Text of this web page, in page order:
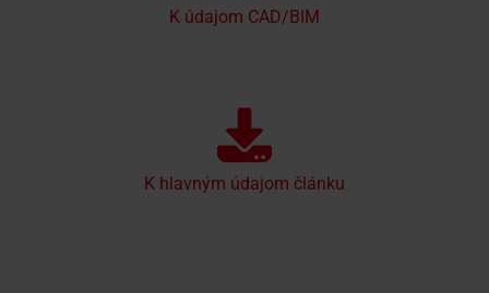
K údajom CAD/BIM
K hlavným údajom článku